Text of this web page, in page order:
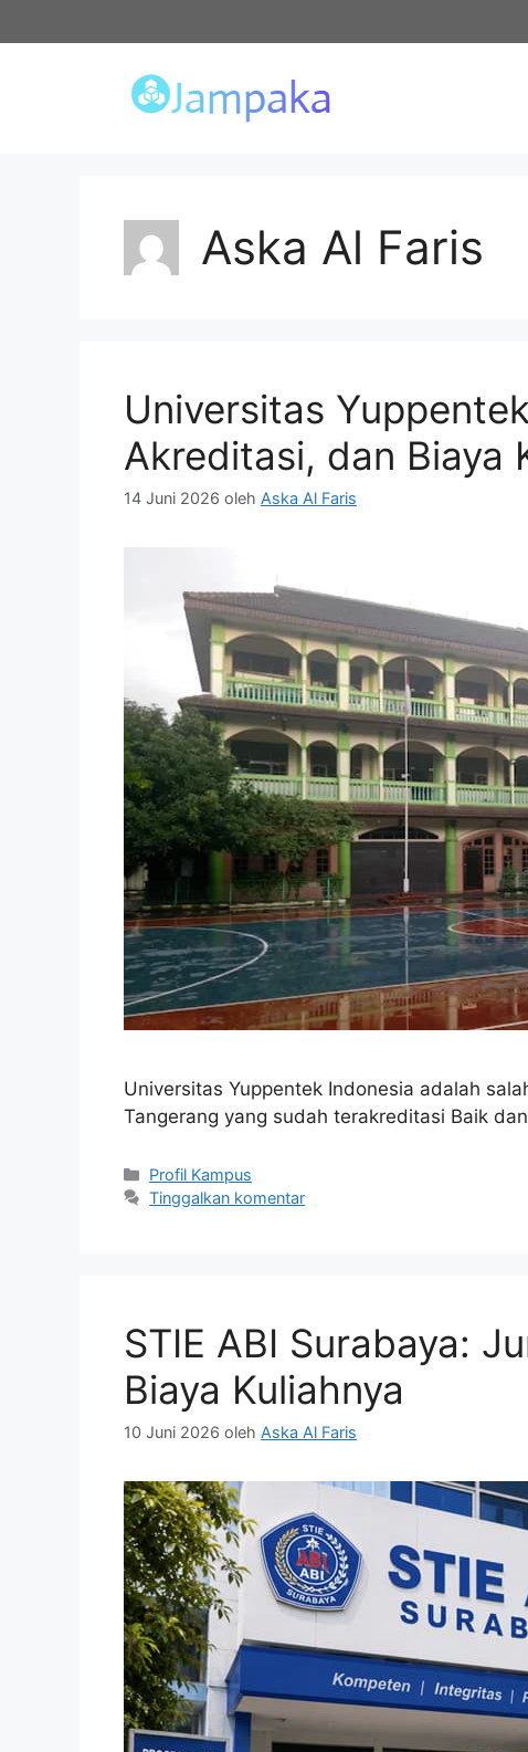
ke
Aska Al Faris
Universitas
Akreditasi, dan Biaya
14 Juni 2026 oleh Aska Al Faris
Universitas Yuppentek Indonesia adalah
Tangerang yang sudah terakreditasi Baik
Kategori
Profil Kampus
Tinggalkan komentar
STIE ABI Surabaya:
Biaya Kuliahnya
10 Juni 2026 oleh Aska Al Faris